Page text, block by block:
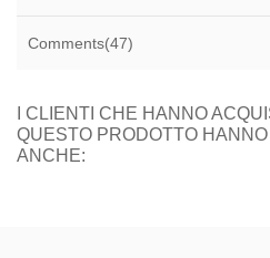
Comments(47)
I CLIENTI CHE HANNO
QUESTO PRODOTTO
ANCHE: